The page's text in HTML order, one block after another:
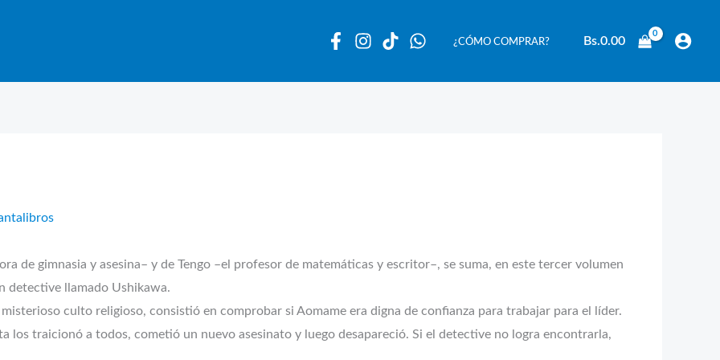
¿CÓMO COMPRAR? Bs.0.00
de gimnasia y asesina– y de Tengo –el profesor de matemáticas y escritor–, se suma, en este tercer volumen
detective llamado Ushikawa.
culto religioso, consistió en comprobar si Aomame era digna de confianza para trabajar para el líder.
los traicionó a todos, cometió un nuevo asesinato y luego desapareció. Si el detective no logra encontrarla,